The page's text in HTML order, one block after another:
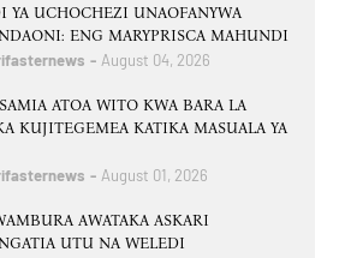
YA UCHOCHEZI UNAOFANYWA
ENG MARYPRISCA MAHUNDI
August 04, 2026
ATOA WITO KWA BARA LA
KUJITEGEMEA KATIKA MASUALA YA
August 01, 2026
AWATAKA ASKARI
UTU NA WELEDI